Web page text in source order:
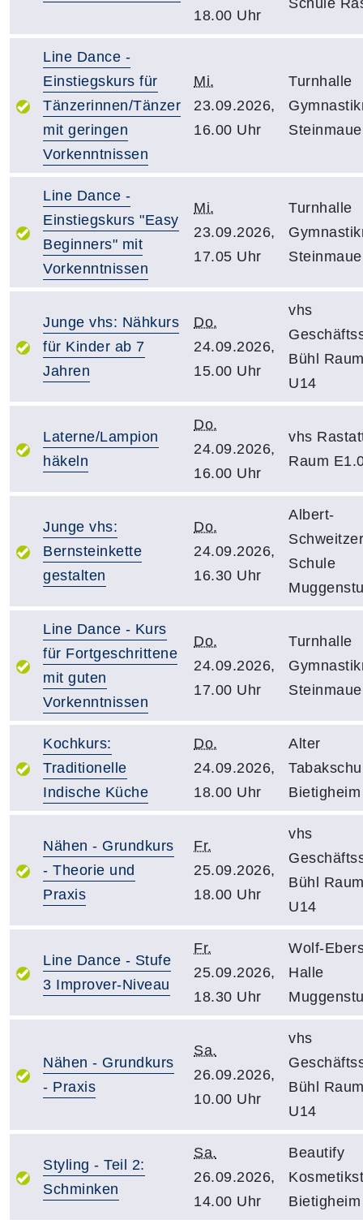
18.00 Uhr
Schule
Line Dance -
Einstiegskurs für
Tänzerinnen/Tänzer
mit geringen
Vorkenntnissen
Mi.
23.09.2026,
16.00 Uhr
Turnhalle
Line Dance -
Einstiegskurs "Easy
Beginners" mit
Vorkenntnissen
Mi.
23.09.2026,
17.05 Uhr
Turnhalle
Junge vhs: Nähkurs
für Kinder ab 7
Jahren
Do.
24.09.2026,
15.00 Uhr
vhs
Bühl
U14
Laterne/Lampion
häkeln
Do.
24.09.2026,
16.00 Uhr
vhs
Raum
Junge vhs:
Bernsteinkette
gestalten
Do.
24.09.2026,
16.30 Uhr
Albert-
Schule
Line Dance - Kurs
für Fortgeschrittene
mit guten
Vorkenntnissen
Do.
24.09.2026,
17.00 Uhr
Turnhalle
Kochkurs:
Traditionelle
Indische Küche
Do.
24.09.2026,
18.00 Uhr
Alter
Bietigheim
Nähen - Grundkurs
- Theorie und
Praxis
Fr.
25.09.2026,
18.00 Uhr
vhs
Bühl
U14
Line Dance - Stufe
3 Improver-Niveau
Fr.
25.09.2026,
18.30 Uhr
Wolf-
Halle
Nähen - Grundkurs
- Praxis
Sa.
26.09.2026,
10.00 Uhr
vhs
Bühl
U14
Styling - Teil 2:
Schminken
Sa.
26.09.2026,
14.00 Uhr
Beautify
Bietigheim